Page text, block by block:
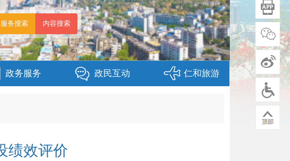
政务服务 政民互动 仁和旅游
绩效评价